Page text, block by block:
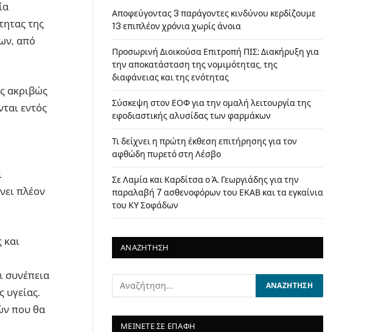
της
από
ακριβώς
εντός
πλέον
και
συνέπεια
υγείας.
που θα
Αποφεύγοντας 3 παράγοντες κινδύνου κερδίζουμε
13 επιπλέον χρόνια χωρίς άνοια
Προσωρινή Διοικούσα Επιτροπή ΠΙΣ: Διακήρυξη για
την αποκατάσταση της νομιμότητας, της
διαφάνειας και της ενότητας
Σύσκεψη στον ΕΟΦ για την ομαλή λειτουργία της
εφοδιαστικής αλυσίδας των φαρμάκων
Τι δείχνει η πρώτη έκθεση επιτήρησης για τον
αφθώδη πυρετό στη Λέσβο
Σε Λαμία και Καρδίτσα ο Ά. Γεωργιάδης για την
παραλαβή 7 ασθενοφόρων του ΕΚΑΒ και τα εγκαίνια
του ΚΥ Σοφάδων
ΑΝΑΖΗΤΗΣΗ
ΜΕΙΝΕΤΕ ΣΕ ΕΠΑΦΗ